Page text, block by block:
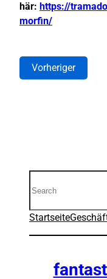
här: https://
morfin/
Vorheriger
Startseite